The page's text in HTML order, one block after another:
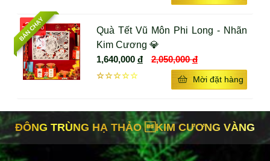
Thay đổi sản phẩm bên trong phù hợp với sở thích, nhu
cầu.
Thiết kế quà tặng phù hợp với ngân sách khách hàng giúp
tối ưu chi phí, tối đa giá trị.
Chiết khấu cao và cực nhiều ưu đãi dành cho khách hàng đặt
🎉LIÊN HỆ ĐẶT QUÀ TẶNG 2025 - QUÀ
TẶNG KIM CƯƠNG VÀNG
Quà Tết Vũ Môn Phi Long - Nhãn
Kim Cương 💎
1,640,000 đ 2,050,000đ
☆☆☆☆☆ Mời đặt hàng
BÁN CHẠY
-20%
ĐÔNG TRÙNG HẠ THẢO KIM CƯƠNG VÀNG